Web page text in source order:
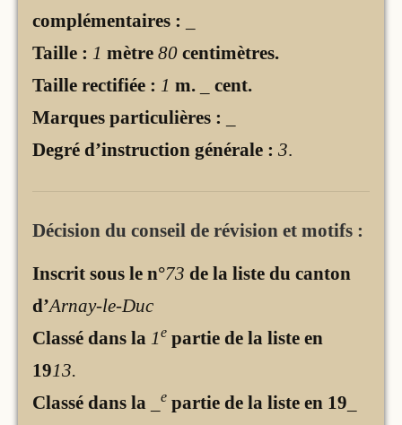
complémentaires :
Taille : 1 mètre 80 centimètres.
Taille rectifiée : 1 m.
cent.
Marques particulières :
Degré d’instruction générale : 3.
Décision du conseil de révision et motifs :
Inscrit sous le n°73 de la liste du canton
d’Arnay-le-Duc
Classé dans la 1e partie de la liste en
1913.
Classé dans la
e partie de la liste en 19